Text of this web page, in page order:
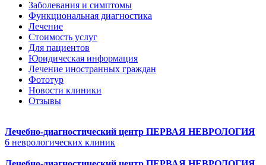
Заболевания и симптомы
Функциональная диагностика
Лечение
Стоимость услуг
Для пациентов
Юридическая информация
Лечение иностранных граждан
Фототур
Новости клиники
Отзывы
Лечебно-диагностический центр ПЕРВАЯ НЕВРОЛОГИЯ
6 неврологических клиник